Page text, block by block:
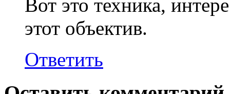
Вот это техника,
этот объектив.
Ответить